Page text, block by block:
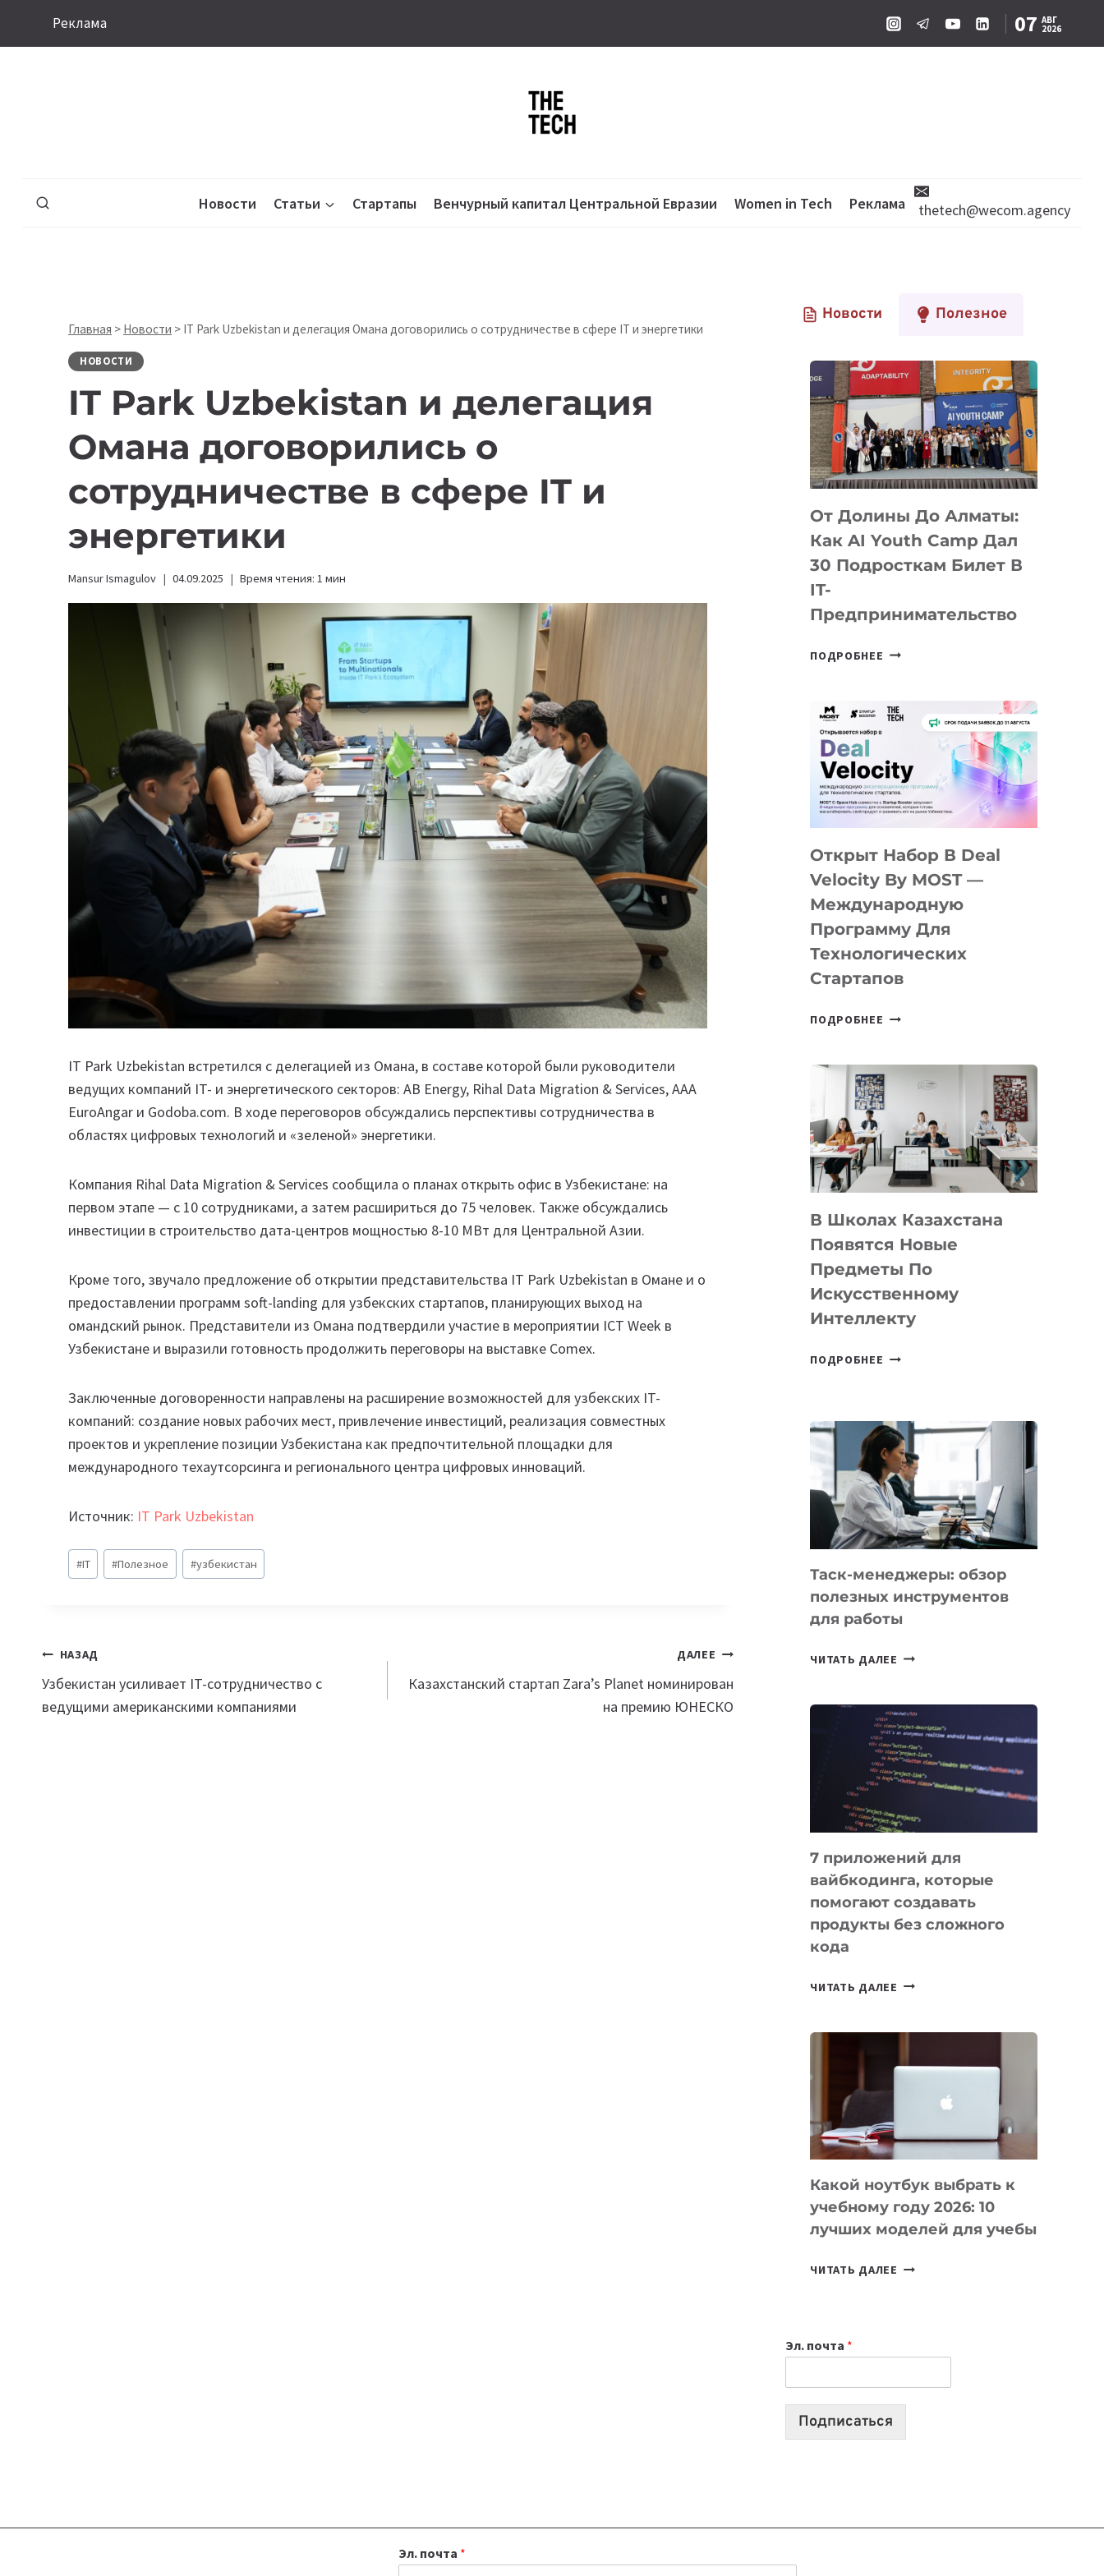
Реклама 07 АВГ
2026
Новости Статьи Стартапы Венчурный капитал Центральной Евразии Women in Tech Реклама thetech@wecom.agency
Главная > Новости > IT Park Uzbekistan и делегация Омана договорились о сотрудничестве в сфере IT и энергетики
НОВОСТИ
IT Park Uzbekistan и делегация
Омана договорились о
сотрудничестве в сфере IT и
энергетики
Mansur Ismagulov 04.09.2025 Время чтения: 1 мин
IT Park Uzbekistan встретился с делегацией из Омана, в составе которой были руководители
ведущих компаний IT- и энергетического секторов: AB Energy, Rihal Data Migration & Services, AAA
EuroAngar и Godoba.com. В ходе переговоров обсуждались перспективы сотрудничества в
областях цифровых технологий и «зеленой» энергетики.
Компания Rihal Data Migration & Services сообщила о планах открыть офис в Узбекистане: на
первом этапе — с 10 сотрудниками, а затем расшириться до 75 человек. Также обсуждались
инвестиции в строительство дата-центров мощностью 8-10 МВт для Центральной Азии.
Кроме того, звучало предложение об открытии представительства IT Park Uzbekistan в Омане и о
предоставлении программ soft-landing для узбекских стартапов, планирующих выход на
омандский рынок. Представители из Омана подтвердили участие в мероприятии ICT Week в
Узбекистане и выразили готовность продолжить переговоры на выставке Comex.
Заключенные договоренности направлены на расширение возможностей для узбекских IT-
компаний: создание новых рабочих мест, привлечение инвестиций, реализация совместных
проектов и укрепление позиции Узбекистана как предпочтительной площадки для
международного техаутсорсинга и регионального центра цифровых инноваций.
Источник: IT Park Uzbekistan
Метки
записи:
#IT #Полезное #узбекистан
Навигация
по
НАЗАД
Узбекистан усиливает IT-сотрудничество с
ведущими американскими компаниями
ДАЛЕЕ
Казахстанский стартап Zara’s Planet номинирован
на премию ЮНЕСКО
Новости Полезное
От Долины До Алматы:
Как AI Youth Camp Дал
30 Подросткам Билет В
IT-
Предпринимательство
ПОДРОБНЕЕ ОТ
АЛМАТЫ:
YOUTH
CAMP
ДАЛ
ПОДРОСТКАМ
БИЛЕТ
IT-
ПРЕДПРИНИМАТЕЛЬСТВО
Открыт Набор В Deal
Velocity By MOST —
Международную
Программу Для
Технологических
Стартапов
ПОДРОБНЕЕ ОТКРЫТ
DEAL
VELOCITY
MOST
—
МЕЖДУНАРОДНУЮ
ДЛЯ
ТЕХНОЛОГИЧЕСКИХ
СТАРТАПОВ
В Школах Казахстана
Появятся Новые
Предметы По
Искусственному
Интеллекту
ПОДРОБНЕЕ
НОВЫЕ
ПРЕДМЕТЫ
ПО
ИСКУССТВЕННОМУ
ИНТЕЛЛЕКТУ
Таск-менеджеры: обзор
полезных инструментов
для работы
ЧИТАТЬ ДАЛЕЕ ТАСК-
ПОЛЕЗНЫХ
ИНСТРУМЕНТОВ
ДЛЯ
РАБОТЫ
7 приложений для
вайбкодинга, которые
помогают создавать
продукты без сложного
кода
ЧИТАТЬ ДАЛЕЕ
КОТОРЫЕ
СОЗДАВАТЬ
БЕЗ
КОДА
Какой ноутбук выбрать к
учебному году 2026: 10
лучших моделей для учебы
ЧИТАТЬ ДАЛЕЕ КАКОЙ
2026:
10
Эл. почта *
Подписаться
Эл. почта *